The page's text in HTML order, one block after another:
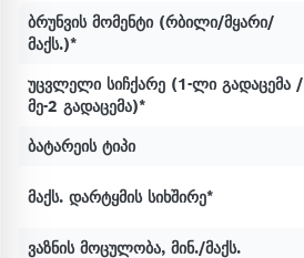
ბრუნვის მომენტი (რბილი/მყარი/
მაქს.)*
უცვლელი სიჩქარე (1-ლი გადაცემა /
მე-2 გადაცემა)*
ბატარეის ტიპი
მაქს. დარტყმის სიხშირე*
ვაზნის მოცულობა, მინ./მაქს.